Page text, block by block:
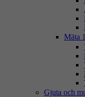
Mäta
Gjuta och